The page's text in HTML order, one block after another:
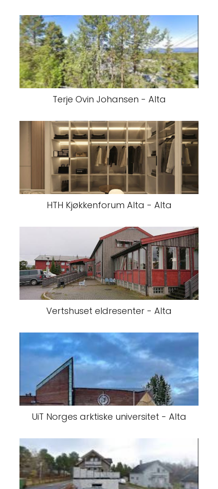
Terje Ovin Johansen - Alta
HTH Kjøkkenforum Alta - Alta
Vertshuset eldresenter - Alta
UiT Norges arktiske universitet - Alta